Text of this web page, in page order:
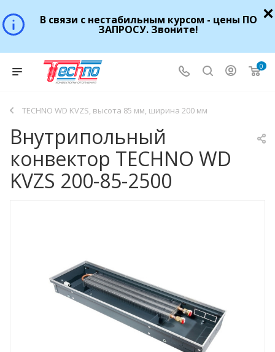
В связи с нестабильным курсом - цены ПО
ЗАПРОСУ. Звоните!
0
TECHNO WD KVZS, высота 85 мм, ширина 200 мм
Внутрипольный
конвектор TECHNO WD
KVZS 200-85-2500